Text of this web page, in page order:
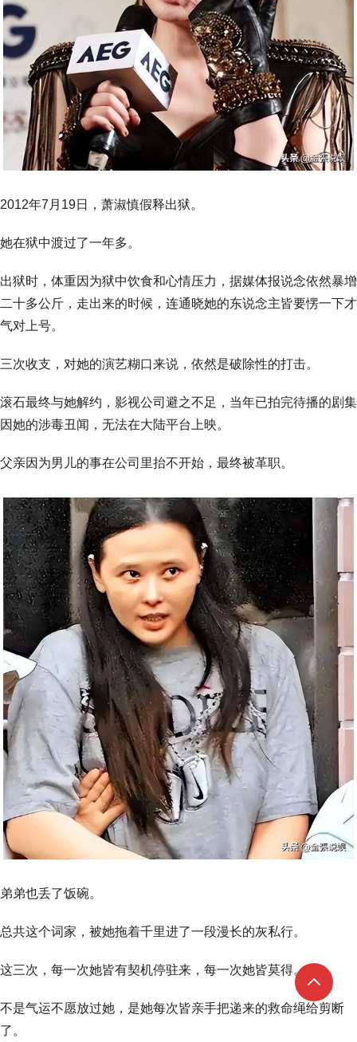
2012年7月19日，萧淑慎假释出狱。
她在狱中渡过了一年多。
出狱时，体重因为狱中饮食和心情压力，据媒体报说念依然暴增
二十多公斤，走出来的时候，连通晓她的东说念主皆要愣一下才
气对上号。
三次收支，对她的演艺糊口来说，依然是破除性的打击。
滚石最终与她解约，影视公司避之不足，当年已拍完待播的剧集
因她的涉毒丑闻，无法在大陆平台上映。
父亲因为男儿的事在公司里抬不开始，最终被革职。
弟弟也丢了饭碗。
总共这个词家，被她拖着千里进了一段漫长的灰私行。
这三次，每一次她皆有契机停驻来，每一次她皆莫得。
不是气运不愿放过她，是她每次皆亲手把递来的救命绳给剪断
了。